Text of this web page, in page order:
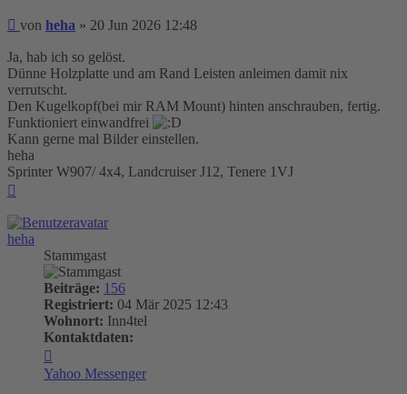
Beitrag
von heha » 20 Jun 2026 12:48
Ja, hab ich so gelöst.
Dünne Holzplatte und am Rand Leisten anleimen damit nix
verrutscht.
Den Kugelkopf(bei mir RAM Mount) hinten anschrauben, fertig.
Funktioniert einwandfrei
Kann gerne mal Bilder einstellen.
heha
Sprinter W907/ 4x4, Landcruiser J12, Tenere 1VJ
heha
Stammgast
Beiträge: 156
Registriert: 04 Mär 2025 12:43
Wohnort: Inn4tel
Kontaktdaten:
von
heha
Yahoo Messenger